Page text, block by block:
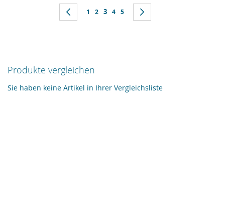
Seite
Seite
Zurück
Seite
1 Seite
2 Sie lesen gerade Seite
3 Seite
4 Seite
5
Produkte vergleichen
Sie haben keine Artikel in Ihrer Vergleichsliste